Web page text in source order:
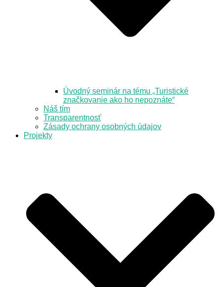
Úvodný seminár na tému „Turistické
značkovanie ako ho nepoznáte“
Náš tím
Transparentnosť
Zásady ochrany osobných údajov
Projekty